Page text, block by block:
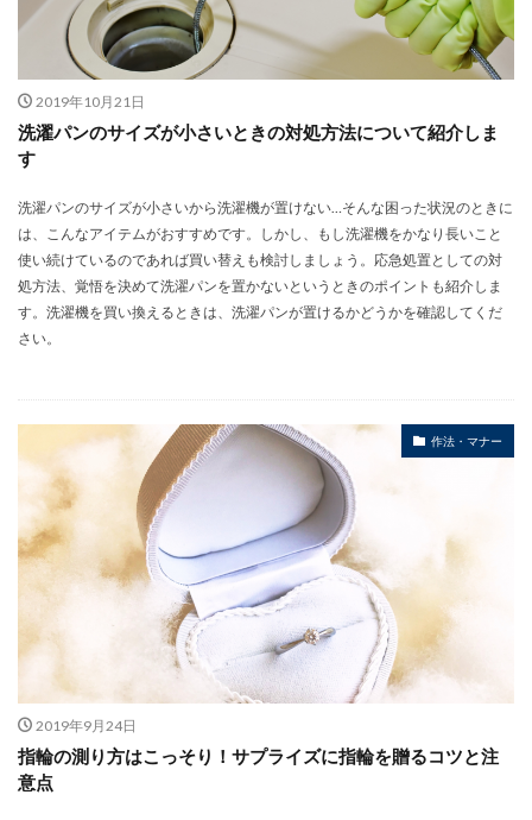
2019年10月21日
洗濯パンのサイズが小さいときの対処方法について紹介しま
す
洗濯パンのサイズが小さいから洗濯機が置けない…そんな困った状況のときに
は、こんなアイテムがおすすめです。しかし、もし洗濯機をかなり長いこと
使い続けているのであれば買い替えも検討しましょう。応急処置としての対
処方法、覚悟を決めて洗濯パンを置かないというときのポイントも紹介しま
す。洗濯機を買い換えるときは、洗濯パンが置けるかどうかを確認してくだ
さい。
作法・マナー
2019年9月24日
指輪の測り方はこっそり！サプライズに指輪を贈るコツと注
意点